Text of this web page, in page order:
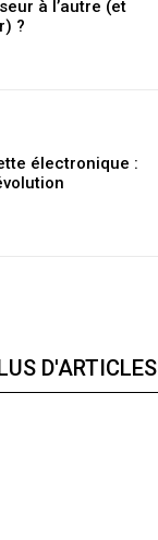
à l’autre (et
?
électronique :
D'ARTICLES